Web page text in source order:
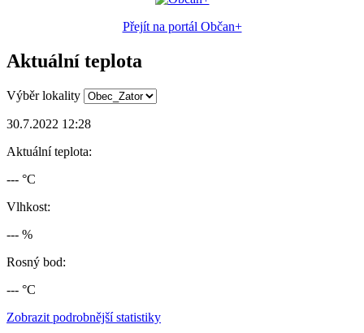
Přejít na portál Občan+
Aktuální teplota
Výběr lokality
30.7.2022 12:28
Aktuální teplota:
--- °C
Vlhkost:
--- %
Rosný bod:
--- °C
Zobrazit podrobnější statistiky